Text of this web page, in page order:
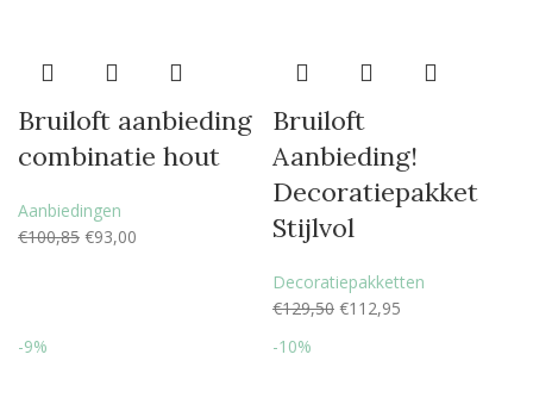
Bruiloft aanbieding
combinatie hout
Aanbiedingen
€100,85 €93,00
Bruiloft
Aanbieding!
Decoratiepakket
Stijlvol
Decoratiepakketten
€129,50 €112,95
-9%
-10%